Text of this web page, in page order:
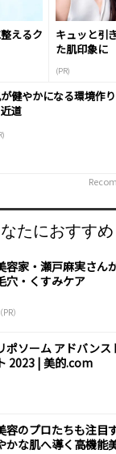
えるク
キュッと引
た肌印象に
(PR)
健やかになる環境作
道
たにおすすめ
容家・瀬戸麻実さん
穴・くすみケア
（PR）
ポソーム アドバン
2023 | 美的.com
容のプロたちも注目
かな肌へ導く高機能